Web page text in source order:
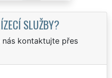
SLUŽBY?
kontaktujte přes